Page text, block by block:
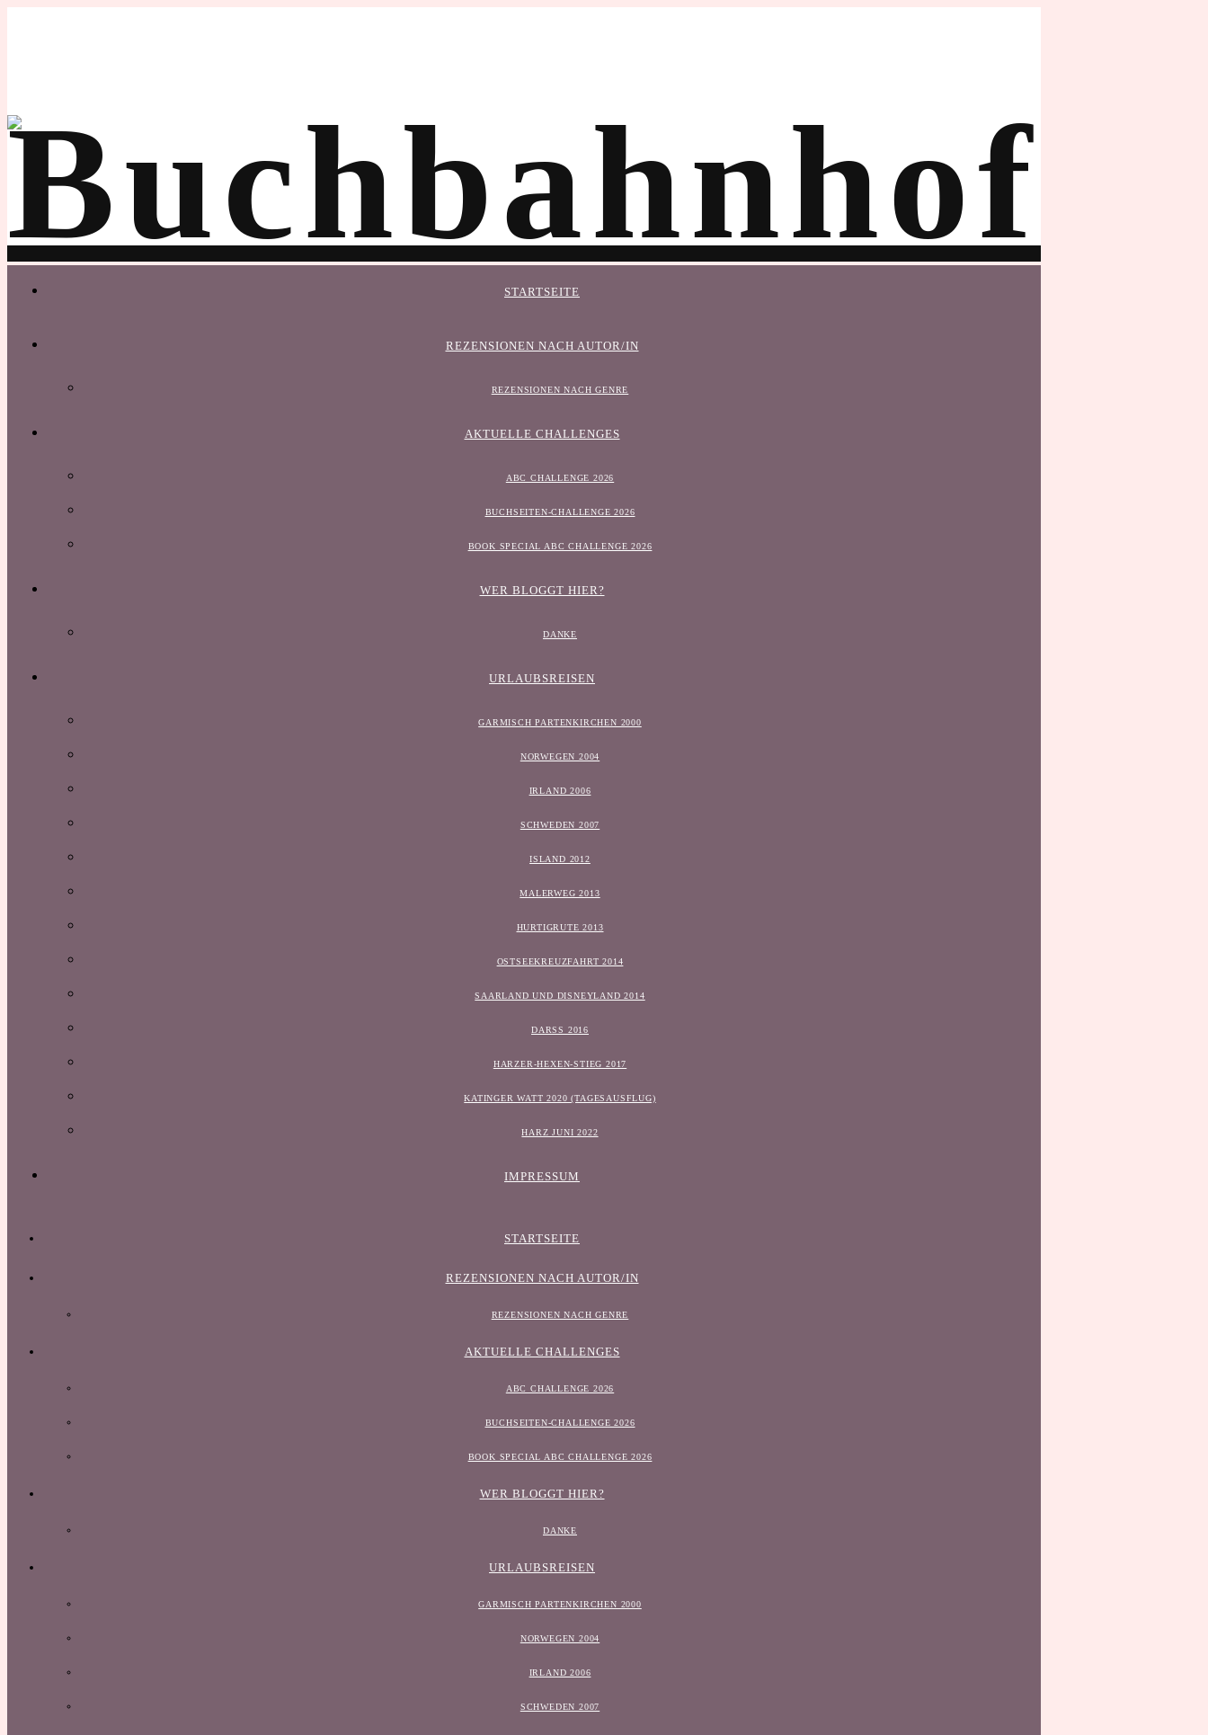
STARTSEITE
REZENSIONEN NACH AUTOR/IN
REZENSIONEN NACH GENRE
AKTUELLE CHALLENGES
ABC CHALLENGE 2026
BUCHSEITEN-CHALLENGE 2026
BOOK SPECIAL ABC CHALLENGE 2026
WER BLOGGT HIER?
DANKE
URLAUBSREISEN
GARMISCH PARTENKIRCHEN 2000
NORWEGEN 2004
IRLAND 2006
SCHWEDEN 2007
ISLAND 2012
MALERWEG 2013
HURTIGRUTE 2013
OSTSEEKREUZFAHRT 2014
SAARLAND UND DISNEYLAND 2014
DARSS 2016
HARZER-HEXEN-STIEG 2017
KATINGER WATT 2020 (TAGESAUSFLUG)
HARZ JUNI 2022
IMPRESSUM
STARTSEITE
REZENSIONEN NACH AUTOR/IN
REZENSIONEN NACH GENRE
AKTUELLE CHALLENGES
ABC CHALLENGE 2026
BUCHSEITEN-CHALLENGE 2026
BOOK SPECIAL ABC CHALLENGE 2026
WER BLOGGT HIER?
DANKE
URLAUBSREISEN
GARMISCH PARTENKIRCHEN 2000
NORWEGEN 2004
IRLAND 2006
SCHWEDEN 2007